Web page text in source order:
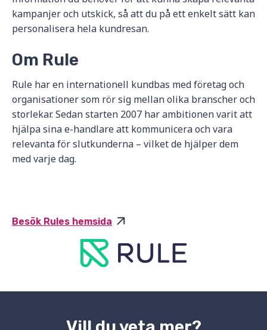
kampanjer och utskick, så att du på ett enkelt sätt kan
personalisera hela kundresan.
Om Rule
Rule har en internationell kundbas med företag och
organisationer som rör sig mellan olika branscher och
storlekar. Sedan starten 2007 har ambitionen varit att
hjälpa sina e-handlare att kommunicera och vara
relevanta för slutkunderna – vilket de hjälper dem
med varje dag.
Besök Rules hemsida